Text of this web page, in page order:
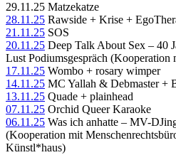
29.11.25 Matzekatze
28.11.25 Rawside + Krise +
21.11.25 SOS
20.11.25 Deep Talk About Sex – 40
Lust Podiumsgespräch
17.11.25 Wombo + rosary wimper
14.11.25 MC Yallah & Debmaster +
13.11.25 Quade + plainhead
07.11.25 Orchid Queer Karaoke
06.11.25 Was ich anhatte – MV-
(Kooperation mit
Künstl*haus)